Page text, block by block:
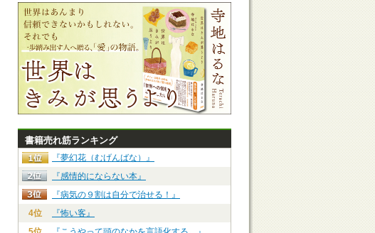
書籍売れ筋ランキング
『夢幻花（むげんばな）』
『感情的にならない本』
『病気の９割は自分で治せる！』
4位
『怖い客』